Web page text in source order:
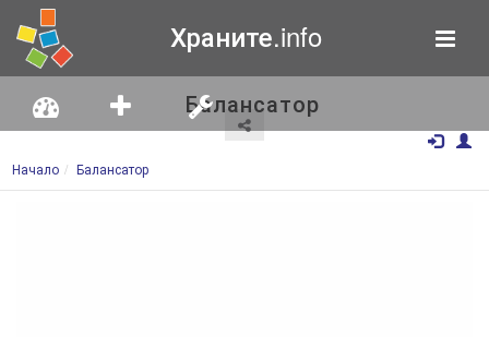
Храните.info
Балансатор
Начало Балансатор